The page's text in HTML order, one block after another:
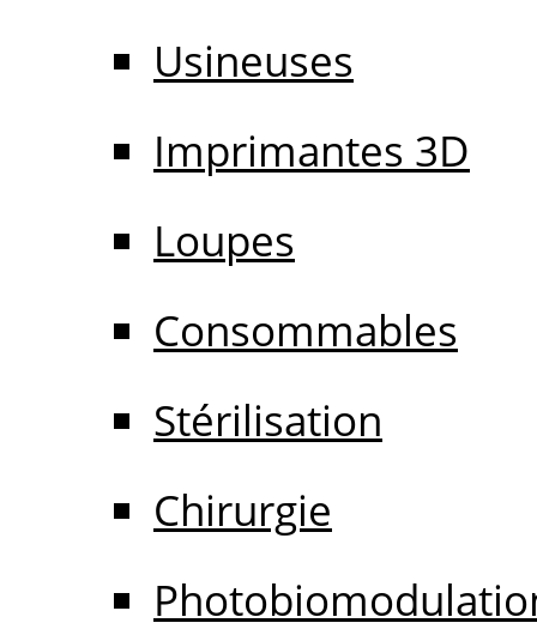
Usineuses
Imprimantes 3D
Loupes
Consommables
Stérilisation
Chirurgie